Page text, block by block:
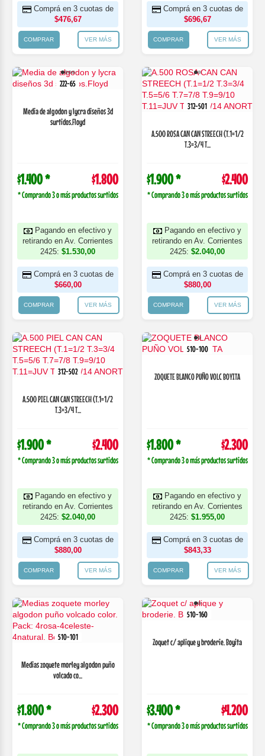
Comprá en 3 cuotas de
$476,67
COMPRAR VER MÁS
Comprá en 3 cuotas de
$696,67
COMPRAR VER MÁS
222-65
Media de algodon y lycra diseños 3d
surtidos.Floyd
$1.400 * $1.800
* Comprando 3 o más productos surtidos
Pagando en efectivo y
retirando en Av. Corrientes
2425: $1.530,00
Comprá en 3 cuotas de
$660,00
COMPRAR VER MÁS
312-501
A.500 ROSA CAN CAN STREECH (T.1=1/2
T.3=3/4 T...
$1.900 * $2.400
* Comprando 3 o más productos surtidos
Pagando en efectivo y
retirando en Av. Corrientes
2425: $2.040,00
Comprá en 3 cuotas de
$880,00
COMPRAR VER MÁS
312-502
A.500 PIEL CAN CAN STREECH (T.1=1/2
T.3=3/4 T...
$1.900 * $2.400
* Comprando 3 o más productos surtidos
Pagando en efectivo y
retirando en Av. Corrientes
2425: $2.040,00
Comprá en 3 cuotas de
$880,00
COMPRAR VER MÁS
510-100
ZOQUETE BLANCO PUÑO VOLC BOYITA
$1.800 * $2.300
* Comprando 3 o más productos surtidos
Pagando en efectivo y
retirando en Av. Corrientes
2425: $1.955,00
Comprá en 3 cuotas de
$843,33
COMPRAR VER MÁS
510-101
Medias zoquete morley algodon puño
volcado co...
$1.800 * $2.300
* Comprando 3 o más productos surtidos
510-160
Zoquet c/ aplique y broderie. Boyita
$3.400 * $4.200
* Comprando 3 o más productos surtidos